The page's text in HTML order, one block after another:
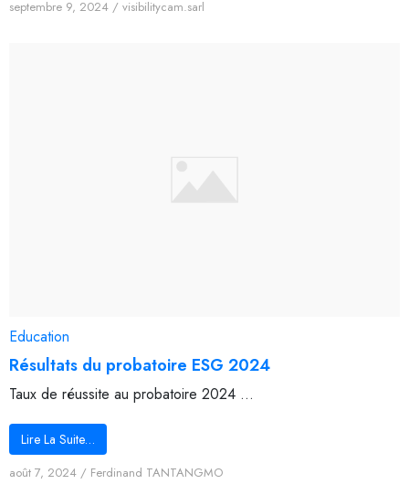
septembre 9, 2024 / visibilitycam.sarl
Education
Résultats du probatoire ESG 2024
Taux de réussite au probatoire 2024 ...
Lire La Suite…
août 7, 2024 / Ferdinand TANTANGMO